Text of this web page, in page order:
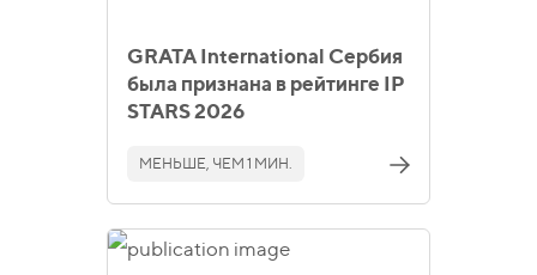
GRATA International Сербия
была признана в рейтинге IP
STARS 2026
МЕНЬШЕ, ЧЕМ 1 МИН.